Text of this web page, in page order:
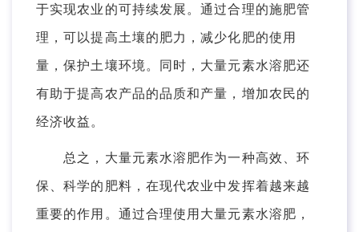
于实现农业的可持续发展。通过合理的施肥管
理，可以提高土壤的肥力，减少化肥的使用
量，保护土壤环境。同时，大量元素水溶肥还
有助于提高农产品的品质和产量，增加农民的
经济收益。
总之，大量元素水溶肥作为一种高效、环
保、科学的肥料，在现代农业中发挥着越来越
重要的作用。通过合理使用大量元素水溶肥，